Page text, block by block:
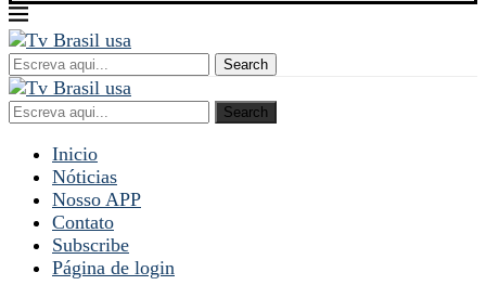
Search
Search
Inicio
Nóticias
Nosso APP
Contato
Subscribe
Página de login